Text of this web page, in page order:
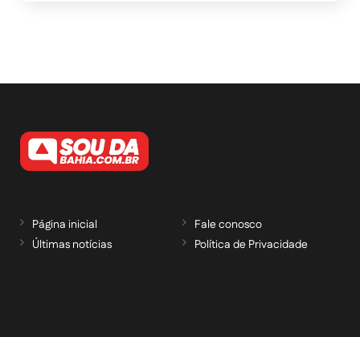
Página inicial
Últimas notícias
Fale conosco
Política de Privacidade